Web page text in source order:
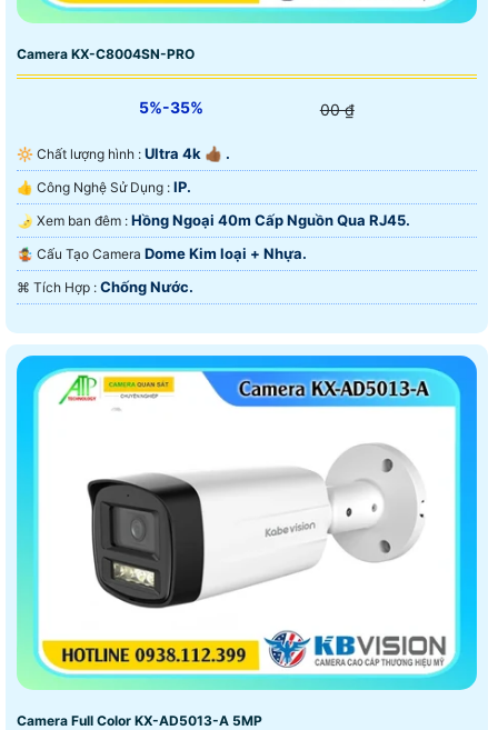
Camera KX-C8004SN-PRO
5%-35% 00 ₫
🔆 Chất lượng hình : Ultra 4k 👍🏾 .
👍 Công Nghệ Sử Dụng : IP.
🌛 Xem ban đêm : Hồng Ngoại 40m Cấp Nguồn Qua RJ45.
🤹 Cấu Tạo Camera Dome Kim loại + Nhựa.
️⌘ Tích Hợp : Chống Nước.
Camera Full Color KX-AD5013-A 5MP